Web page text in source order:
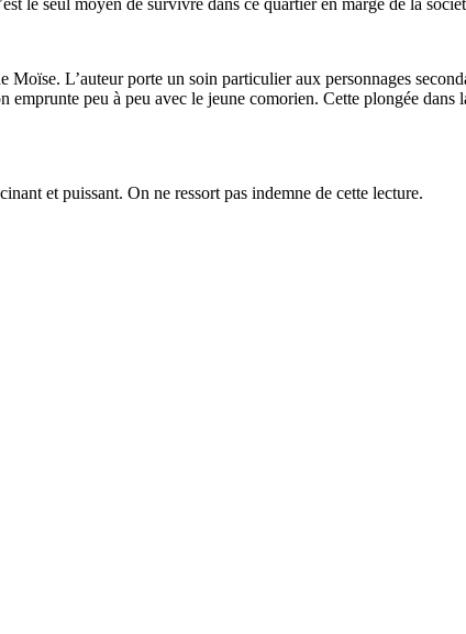
le seul moyen de survivre dans ce quartier en marge de la
L’auteur porte un soin particulier aux personnages
peu à peu avec le jeune comorien. Cette plongée dans
et puissant. On ne ressort pas indemne de cette lecture.